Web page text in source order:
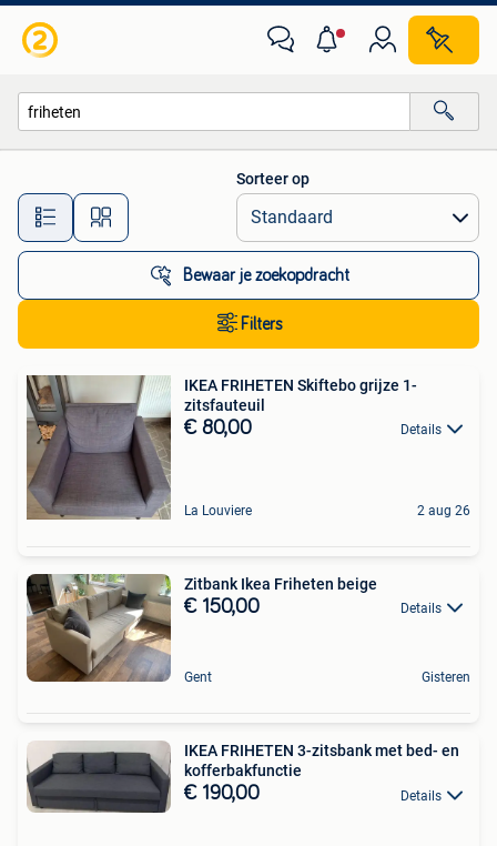
Alle afstanden…
Sorteer op
Bewaar je zoekopdracht
Filters
IKEA FRIHETEN Skiftebo grijze 1-
zitsfauteuil
€ 80,00 Details
La Louviere 2 aug 26
Zitbank Ikea Friheten beige
€ 150,00 Details
Gent Gisteren
IKEA FRIHETEN 3-zitsbank met bed- en
kofferbakfunctie
€ 190,00 Details